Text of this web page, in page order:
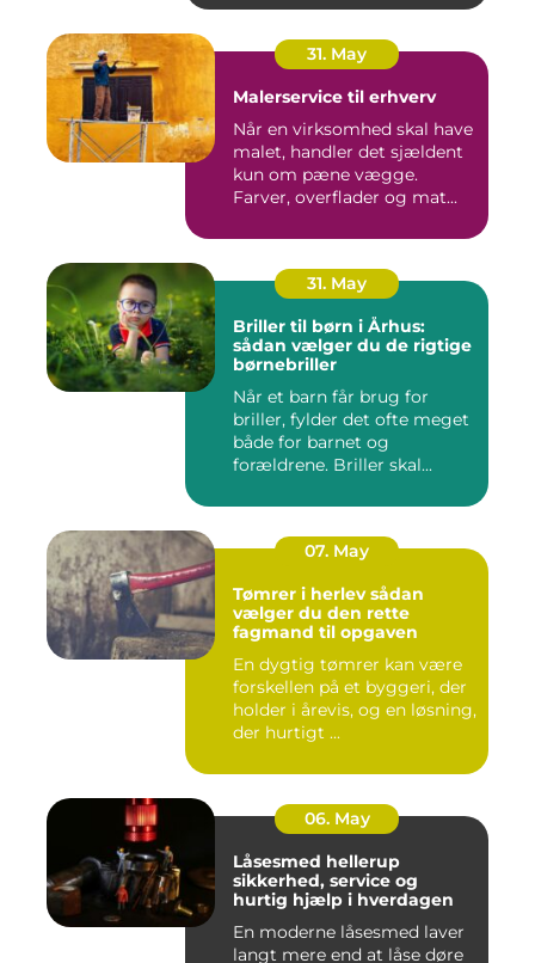
31. May
Malerservice til erhverv
Når en virksomhed skal have
malet, handler det sjældent
kun om pæne vægge.
Farver, overflader og mat...
31. May
Briller til børn i Århus:
sådan vælger du de rigtige
børnebriller
Når et barn får brug for
briller, fylder det ofte meget
både for barnet og
forældrene. Briller skal...
07. May
Tømrer i herlev sådan
vælger du den rette
fagmand til opgaven
En dygtig tømrer kan være
forskellen på et byggeri, der
holder i årevis, og en løsning,
der hurtigt ...
06. May
Låsesmed hellerup
sikkerhed, service og
hurtig hjælp i hverdagen
En moderne låsesmed laver
langt mere end at låse døre